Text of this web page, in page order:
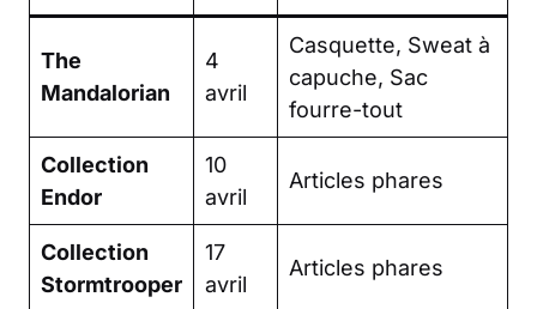
The
Mandalorian
4
avril
Casquette, Sweat à
capuche, Sac
fourre-tout
Collection
Endor
10
avril
Articles phares
Collection
Stormtrooper
17
avril
Articles phares